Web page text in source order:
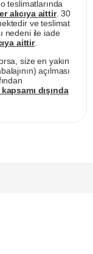
teslimatlarında
alıcıya aittir. 30
ve teslimat
nedeni ile iade
aittir.
size en yakın
açılması
dışında